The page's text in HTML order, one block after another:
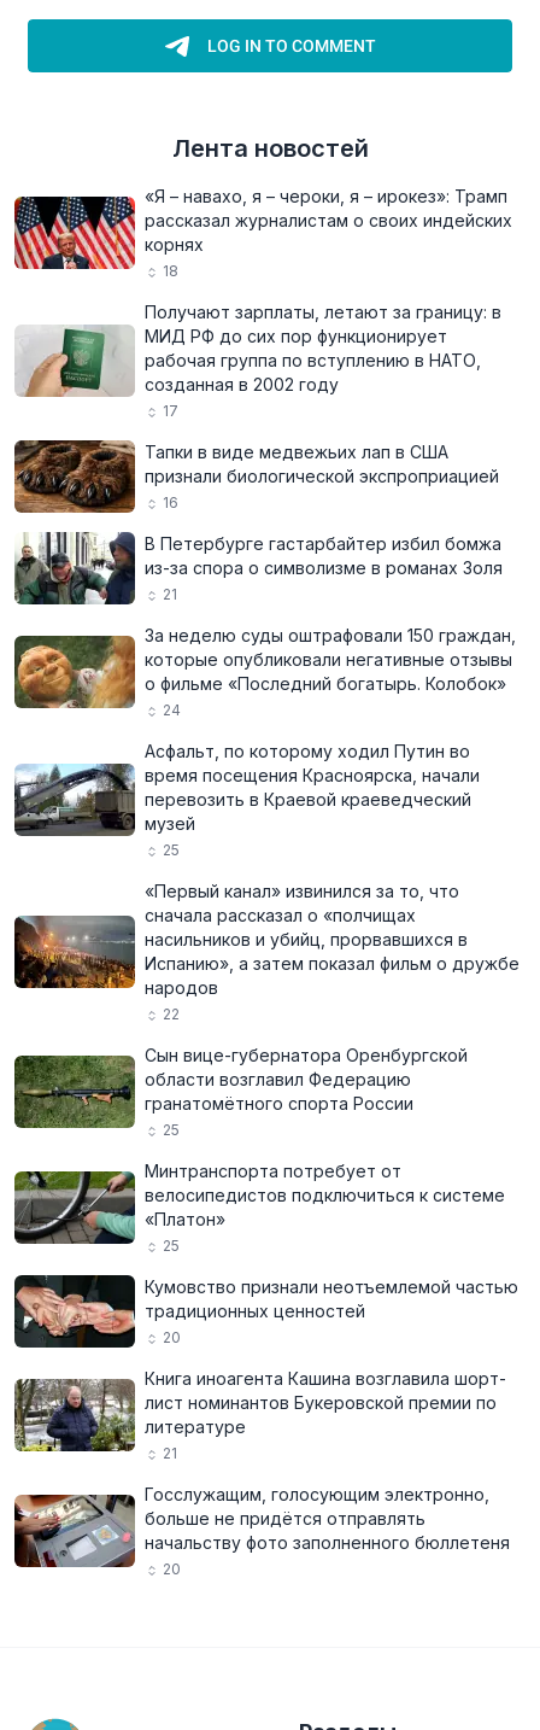
Лента новостей
«Я – навахо, я – чероки, я – ирокез»: Трамп
рассказал журналистам о своих индейских
корнях
18
Получают зарплаты, летают за границу: в
МИД РФ до сих пор функционирует
рабочая группа по вступлению в НАТО,
созданная в 2002 году
17
Тапки в виде медвежьих лап в США
признали биологической экспроприацией
16
В Петербурге гастарбайтер избил бомжа
из-за спора о символизме в романах Золя
21
За неделю суды оштрафовали 150 граждан,
которые опубликовали негативные отзывы
о фильме «Последний богатырь. Колобок»
24
Асфальт, по которому ходил Путин во
время посещения Красноярска, начали
перевозить в Краевой краеведческий
музей
25
«Первый канал» извинился за то, что
сначала рассказал о «полчищах
насильников и убийц, прорвавшихся в
Испанию», а затем показал фильм о дружбе
народов
22
Сын вице-губернатора Оренбургской
области возглавил Федерацию
гранатомётного спорта России
25
Минтранспорта потребует от
велосипедистов подключиться к системе
«Платон»
25
Кумовство признали неотъемлемой частью
традиционных ценностей
20
Книга иноагента Кашина возглавила шорт-
лист номинантов Букеровской премии по
литературе
21
Госслужащим, голосующим электронно,
больше не придётся отправлять
начальству фото заполненного бюллетеня
20